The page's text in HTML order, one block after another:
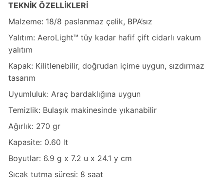
TEKNİK ÖZELLİKLERİ
Malzeme: 18/8 paslanmaz çelik, BPA’sız
Yalıtım: AeroLight™ tüy kadar hafif çift cidarlı vakum
yalıtım
Kapak: Kilitlenebilir, doğrudan içime uygun, sızdırmaz
tasarım
Uyumluluk: Araç bardaklığına uygun
Temizlik: Bulaşık makinesinde yıkanabilir
Ağırlık: 270 gr
Kapasite: 0.60 lt
Boyutlar: 6.9 g x 7.2 u x 24.1 y cm
Sıcak tutma süresi: 8 saat